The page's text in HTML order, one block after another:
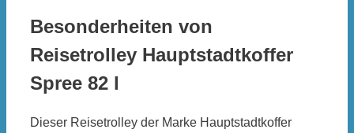
Besonderheiten von
Reisetrolley Hauptstadtkoffer
Spree 82 l
Dieser Reisetrolley der Marke Hauptstadtkoffer